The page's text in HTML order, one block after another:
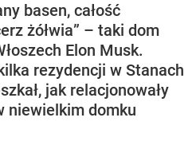
basen, całość
żółwia” – taki dom
Elon Musk.
rezydencji w Stanach
jak relacjonowały
niewielkim domku